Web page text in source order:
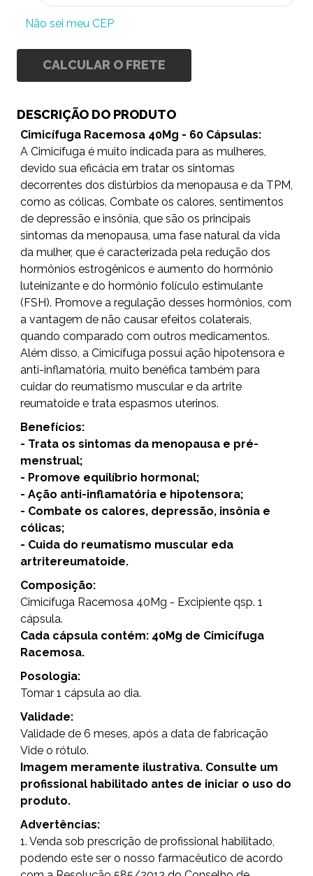
Não sei meu CEP
CALCULAR O FRETE
DESCRIÇÃO DO PRODUTO
Cimicífuga Racemosa 40Mg - 60 Cápsulas:
A Cimicífuga é muito indicada para as mulheres,
devido sua eficácia em tratar os sintomas
decorrentes dos distúrbios da menopausa e da TPM,
como as cólicas. Combate os calores, sentimentos
de depressão e insônia, que são os principais
sintomas da menopausa, uma fase natural da vida
da mulher, que é caracterizada pela redução dos
hormônios estrogênicos e aumento do hormônio
luteinizante e do hormônio folículo estimulante
(FSH). Promove a regulação desses hormônios, com
a vantagem de não causar efeitos colaterais,
quando comparado com outros medicamentos.
Além disso, a Cimicífuga possui ação hipotensora e
anti-inflamatória, muito benéfica também para
cuidar do reumatismo muscular e da artrite
reumatoide e trata espasmos uterinos.
Benefícios:
- Trata os sintomas da menopausa e pré-
menstrual;
- Promove equilíbrio hormonal;
- Ação anti-inflamatória e hipotensora;
- Combate os calores, depressão, insônia e
cólicas;
- Cuida do reumatismo muscular eda
artritereumatoide.
Composição:
Cimicífuga Racemosa 40Mg - Excipiente qsp. 1
cápsula.
Cada cápsula contém: 40Mg de Cimicífuga
Racemosa.
Posologia:
Tomar 1 cápsula ao dia.
Validade:
Validade de 6 meses, após a data de fabricação
Vide o rótulo.
Imagem meramente ilustrativa. Consulte um
profissional habilitado antes de iniciar o uso do
produto.
Advertências:
1. Venda sob prescrição de profissional habilitado,
podendo este ser o nosso farmacêutico de acordo